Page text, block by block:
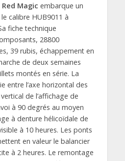
Magic embarque un
calibre HUB9011 à
fiche technique
28800
39 rubis, échappement en
de deux semaines
montés en série. La
entre l’axe horizontal des
de l’affichage de
à 90 degrés au moyen
à denture hélicoïdale de
à 10 heures. Les ponts
en valeur le balancier
à 2 heures. Le remontage